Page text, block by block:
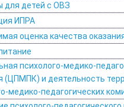
для детей с ОВЗ
ИПРА
оценка качества
психолого-медико-
(ЦПМПК) и деятельность
медико-педагогических